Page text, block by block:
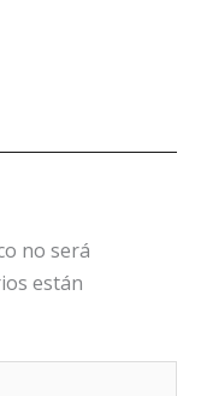
no será
están